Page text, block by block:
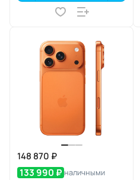
148 870 ₽
133 990 ₽ наличными